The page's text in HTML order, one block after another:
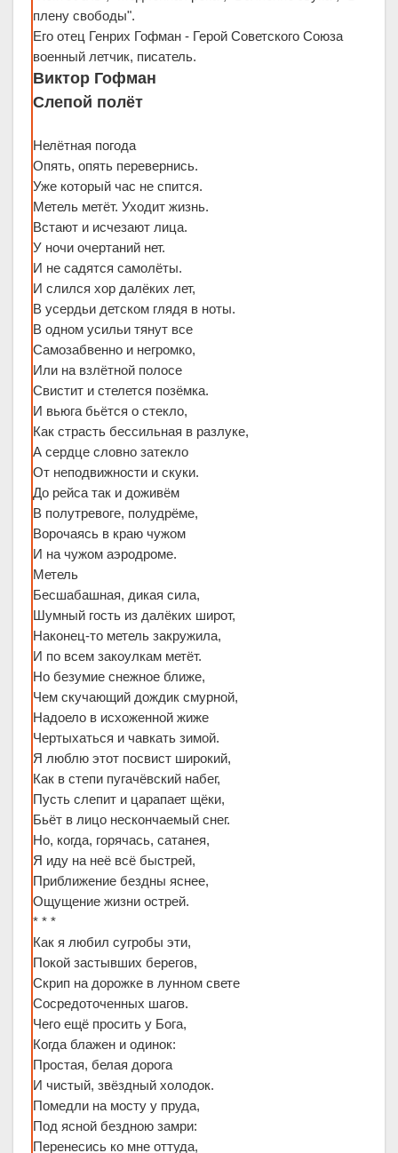
плену свободы".
Его отец Генрих Гофман - Герой Советского Союза
военный летчик, писатель.
Виктор Гофман
Слепой полёт
Нелётная погода
Опять, опять перевернись.
Уже который час не спится.
Метель метёт. Уходит жизнь.
Встают и исчезают лица.
У ночи очертаний нет.
И не садятся самолёты.
И слился хор далёких лет,
В усердьи детском глядя в ноты.
В одном усильи тянут все
Самозабвенно и негромко,
Или на взлётной полосе
Свистит и стелется позёмка.
И вьюга бьётся о стекло,
Как страсть бессильная в разлуке,
А сердце словно затекло
От неподвижности и скуки.
До рейса так и доживём
В полутревоге, полудрёме,
Ворочаясь в краю чужом
И на чужом аэродроме.
Метель
Бесшабашная, дикая сила,
Шумный гость из далёких широт,
Наконец-то метель закружила,
И по всем закоулкам метёт.
Но безумие снежное ближе,
Чем скучающий дождик смурной,
Надоело в исхоженной жиже
Чертыхаться и чавкать зимой.
Я люблю этот посвист широкий,
Как в степи пугачёвский набег,
Пусть слепит и царапает щёки,
Бьёт в лицо нескончаемый снег.
Но, когда, горячась, сатанея,
Я иду на неё всё быстрей,
Приближение бездны яснее,
Ощущение жизни острей.
* * *
Как я любил сугробы эти,
Покой застывших берегов,
Скрип на дорожке в лунном свете
Сосредоточенных шагов.
Чего ещё просить у Бога,
Когда блажен и одинок:
Простая, белая дорога
И чистый, звёздный холодок.
Помедли на мосту у пруда,
Под ясной бездною замри:
Перенесись ко мне оттуда,